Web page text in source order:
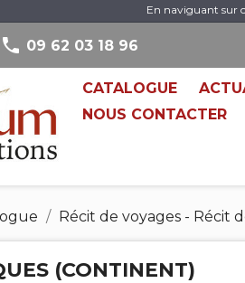
En naviguant sur
 09 62 03 18 96
CATALOGUE
NOUS CONTACTER
Récit de voyages - Récit
(CONTINENT)